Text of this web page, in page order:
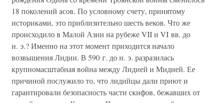
18 поколений асов. По условному счету, принятому
историками, это приблизительно шесть веков. Что же
происходило в Малой Азии на рубеже VII и VI вв. до
н. э.? Именно на этот момент приходится начало
возвышения Лидии. В 590 г. до н. э. разразилась
крупномасштабная война между Лидией и Мидией. Ее
причиной послужило то, что лидийцы дали приют и
гарантировали безопасность части скифов, бежавших от